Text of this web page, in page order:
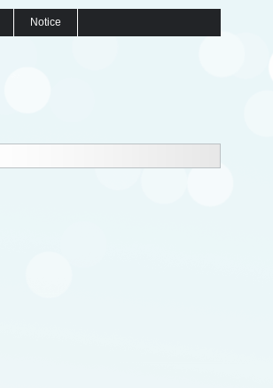
Notice